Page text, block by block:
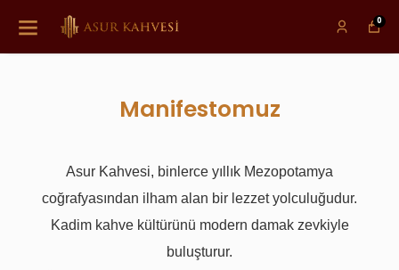
0
Manifestomuz
Asur Kahvesi, binlerce yıllık Mezopotamya
coğrafyasından ilham alan bir lezzet yolculuğudur.
Kadim kahve kültürünü modern damak zevkiyle
buluşturur.